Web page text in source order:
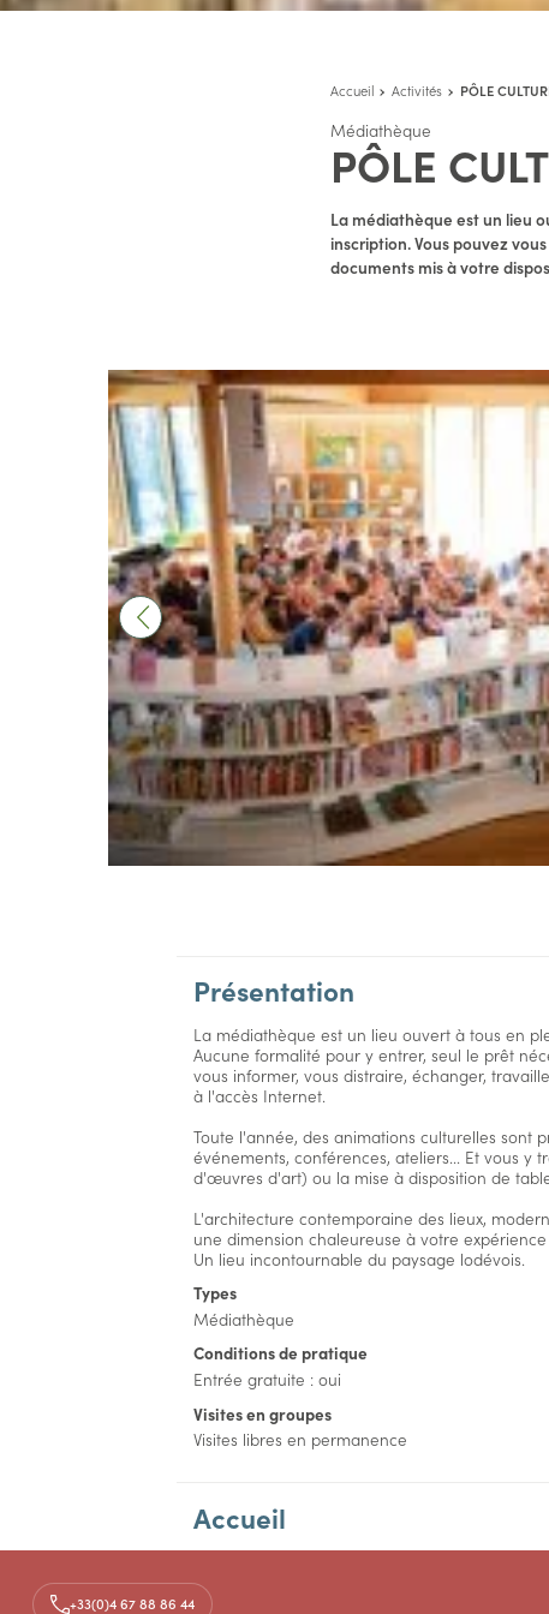
Accueil Activités PÔLE
Médiathèque
PÔLE
La médiathèque est un lieu
inscription. Vous pouvez
documents mis à votre
Présentation
La médiathèque est un lieu ouvert à tous en
Aucune formalité pour y entrer, seul le prêt
vous informer, vous distraire, échanger,
à l'accès Internet.
Toute l'année, des animations culturelles sont
événements, conférences, ateliers... Et vous y
d'œuvres d'art) ou la mise à disposition de
L'architecture contemporaine des lieux,
une dimension chaleureuse à votre
Un lieu incontournable du paysage lodévois.
Types
Médiathèque
Conditions de pratique
Entrée gratuite : oui
Visites en groupes
Visites libres en permanence
Accueil
Aménagements
+33(0)4 67 88 86 44